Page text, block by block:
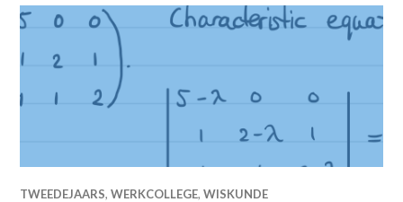
TWEEDEJAARS,WERKCOLLEGE,WISKUNDE